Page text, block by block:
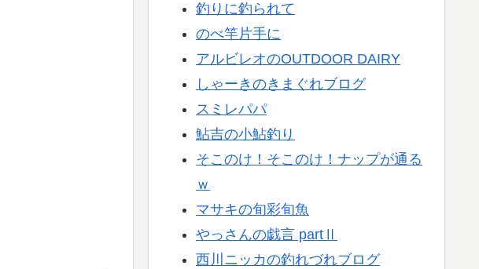
釣りに釣られて
のべ竿片手に
アルビレオのOUTDOOR DAIRY
しゃーきのきまぐれブログ
スミレパパ
鮎吉の小鮎釣り
そこのけ！そこのけ！ナップが通る
ｗ
マサキの旬彩旬魚
やっさんの戯言 partⅡ
西川ニッカの釣れづれブログ